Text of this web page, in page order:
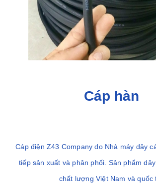
Cáp hàn
Cáp điện Z43 Company do Nhà máy dây
tiếp sản xuất và phân phối. Sản phẩm
chất lượng Việt Nam và quốc